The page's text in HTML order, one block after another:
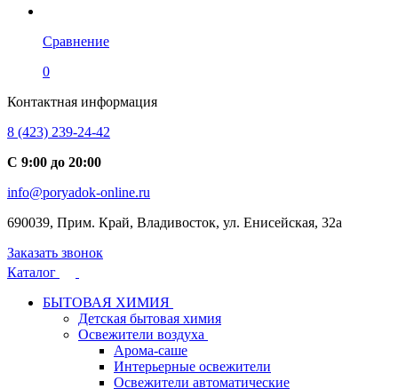
Сравнение
0
Контактная информация
8 (423) 239-24-42
С 9:00 до 20:00
info@poryadok-online.ru
690039, Прим. Край, Владивосток, ул. Енисейская, 32а
Заказать звонок
Каталог
БЫТОВАЯ ХИМИЯ
Детская бытовая химия
Освежители воздуха
Арома-саше
Интерьерные освежители
Освежители автоматические